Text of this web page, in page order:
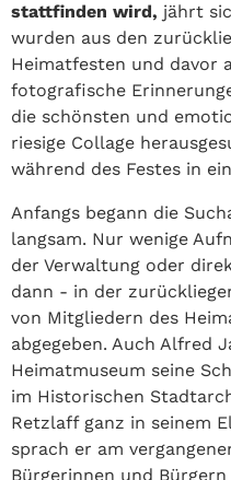
stattfinden wird, jährt
wurden aus den
Heimatfesten und davor
fotografische
die schönsten und
riesige Collage
während des Festes in
Anfangs begann die
langsam. Nur wenige
der Verwaltung oder
dann - in der
von Mitgliedern des
abgegeben. Auch Alfred
Heimatmuseum seine
im Historischen
Retzlaff ganz in seinem
sprach er am
Bürgerinnen und